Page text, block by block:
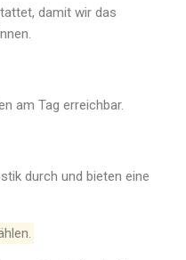
damit wir das
am Tag erreichbar.
durch und bieten eine